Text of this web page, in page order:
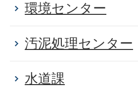
環境センター
汚泥処理センター
水道課